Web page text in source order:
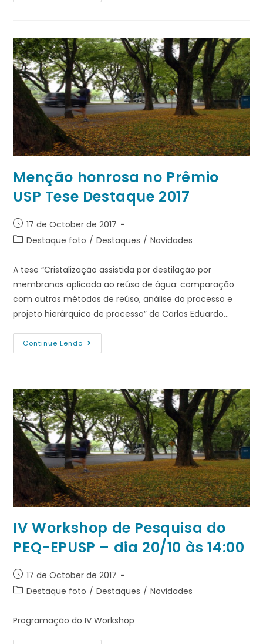
Menção honrosa no Prêmio
USP Tese Destaque 2017
17 de October de 2017
Destaque foto / Destaques / Novidades
A tese “Cristalização assistida por destilação por
membranas aplicada ao reúso de água: comparação
com outros métodos de reúso, análise do processo e
projeto hierárquico de processo” de Carlos Eduardo…
Continue Lendo
IV Workshop de Pesquisa do
PEQ-EPUSP – dia 20/10 às 14:00
17 de October de 2017
Destaque foto / Destaques / Novidades
Programação do IV Workshop